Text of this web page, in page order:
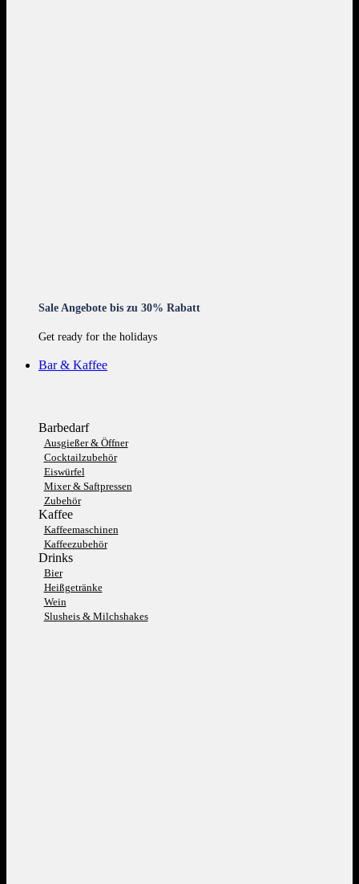
Sale Angebote bis zu 30% Rabatt
Get ready for the holidays
Bar & Kaffee
Barbedarf
Ausgießer & Öffner
Cocktailzubehör
Eiswürfel
Mixer & Saftpressen
Zubehör
Kaffee
Kaffeemaschinen
Kaffeezubehör
Drinks
Bier
Heißgetränke
Wein
Slusheis & Milchshakes